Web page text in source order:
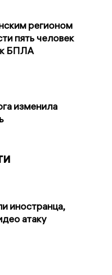
регионом
пять человек
БПЛА
изменила
иностранца,
атаку